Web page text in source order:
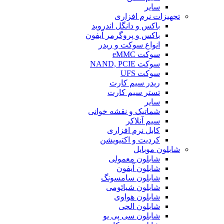
سایر
تجهیزات نرم افزاری
باکس و دانگل اندروید
باکس و پروگرمر آیفون
انواع سوکت و ریدر
سوکت eMMC
سوکت NAND, PCIE
سوکت UFS
ریدر سیم کارت
تستر سیم کارت
سایر
شماتیک و نقشه خوانی
سیم آنلاکر
کابل نرم افزاری
کردیت و اکتیویشن
شابلون موبایل
شابلون معمولی
شابلون آیفون
شابلون سامسونگ
شابلون شیائومی
شابلون هواوی
شابلون الجی
شابلون سی پی یو